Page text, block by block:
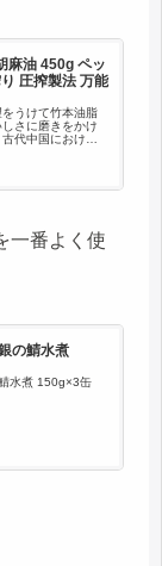
麻油 450g ペッ
圧搾製法 万能
うけて竹本油脂
さに磨きをかけ
代中国における
一番よく使
の鯖水煮
水煮 150g×3缶